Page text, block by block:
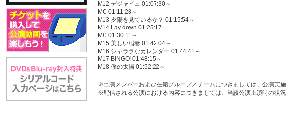
M12 デジャビュ 01:07:30～
MC 01:11:28～
M13 夕陽を見ているか？ 01:15:54～
M14 Lay down 01:25:17～
MC 01:30:11～
M15 美しい稲妻 01:42:04～
M16 シャララなカレンダー 01:44:41～
M17 BINGO! 01:48:15～
M18 僕の太陽 01:52:22～
※出演メンバーおよび在籍グループ／チームにつきましては、公演実施
※配信される公演における内容につきましては、当該公演上演時の状